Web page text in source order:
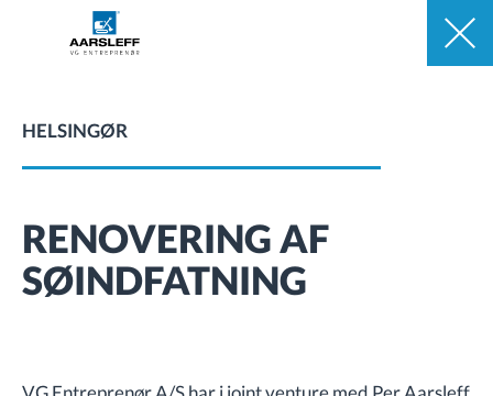
HELSINGØR
RENOVERING AF
SØINDFATNING